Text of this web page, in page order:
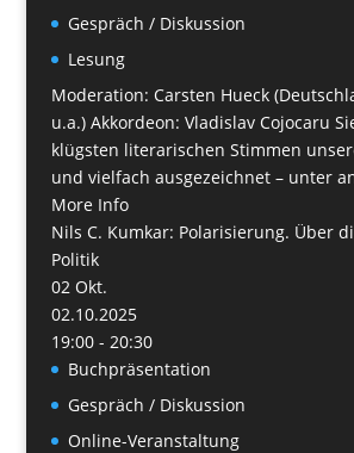
Gespräch / Diskussion
Lesung
Moderation: Carsten Hueck
u.a.) Akkordeon: Vladislav Cojocaru
klügsten literarischen Stimmen
und vielfach ausgezeichnet – unter
More Info
Nils C. Kumkar: Polarisierung. Über
Politik
02 Okt.
02.10.2025
19:00 - 20:30
Buchpräsentation
Gespräch / Diskussion
Online-Veranstaltung